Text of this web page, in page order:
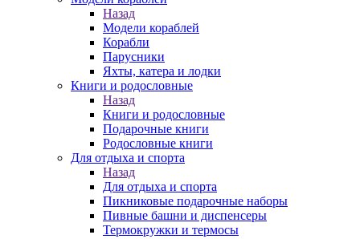
Назад
Модели кораблей
Корабли
Парусники
Яхты, катера и лодки
Книги и родословные
Назад
Книги и родословные
Подарочные книги
Родословные книги
Для отдыха и спорта
Назад
Для отдыха и спорта
Пикниковые подарочные наборы
Пивные башни и диспенсеры
Термокружки и термосы